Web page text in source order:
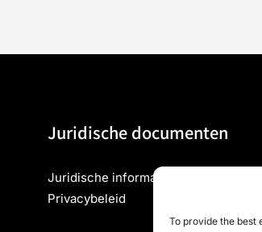
To provide the best
Juridische documenten
Juridische informatie
Privacybeleid